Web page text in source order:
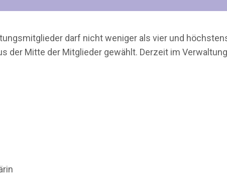
darf nicht weniger als vier und
der Mitte der Mitglieder gewählt. Derzeit im